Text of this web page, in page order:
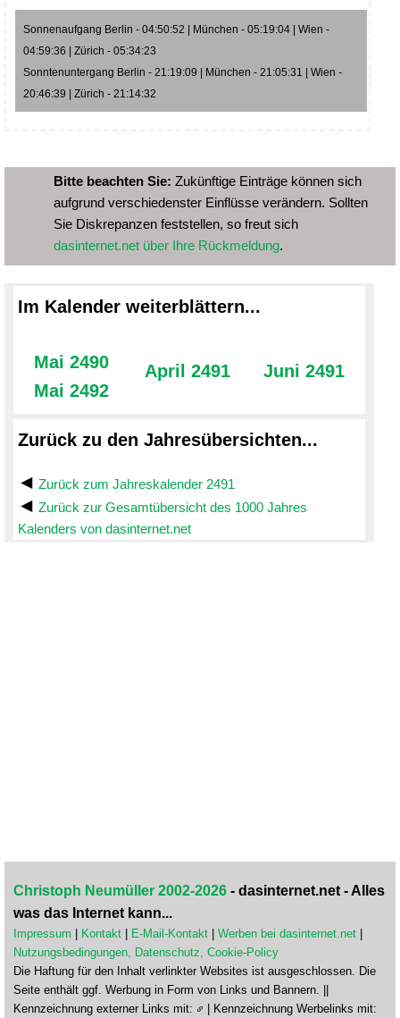
Sonnenaufgang Berlin - 04:50:52 | München - 05:19:04 | Wien -
04:59:36 | Zürich - 05:34:23
Sonntenuntergang Berlin - 21:19:09 | München - 21:05:31 | Wien -
20:46:39 | Zürich - 21:14:32
Bitte beachten Sie: Zukünftige Einträge können sich
aufgrund verschiedenster Einflüsse verändern. Sollten
Sie Diskrepanzen feststellen, so freut sich
dasinternet.net über Ihre Rückmeldung.
Im Kalender weiterblättern...
Mai 2490
Mai 2492
April 2491 Juni 2491
Zurück zu den Jahresübersichten...
Zurück zum Jahreskalender 2491
Zurück zur Gesamtübersicht des 1000 Jahres
Kalenders von dasinternet.net
Christoph Neumüller 2002-2026 - dasinternet.net - Alles
was das Internet kann...
Impressum | Kontakt | E-Mail-Kontakt | Werben bei dasinternet.net |
Nutzungsbedingungen, Datenschutz, Cookie-Policy
Die Haftung für den Inhalt verlinkter Websites ist ausgeschlossen. Die
Seite enthält ggf. Werbung in Form von Links und Bannern. ||
Kennzeichnung externer Links mit:
| Kennzeichnung Werbelinks mit: